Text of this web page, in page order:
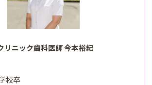
リニック歯科医師 今本裕紀
校卒